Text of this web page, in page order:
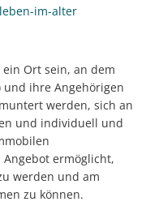
im-alter
Ort sein, an dem
ihre Angehörigen
werden, sich an
und individuell und
ermöglicht,
werden und am
zu können.